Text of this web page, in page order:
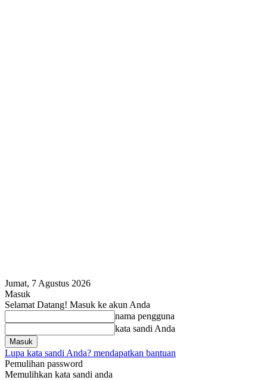
Jumat, 7 Agustus 2026
Masuk
Selamat Datang! Masuk ke akun Anda
nama pengguna
kata sandi Anda
Lupa kata sandi Anda? mendapatkan bantuan
Pemulihan password
Memulihkan kata sandi anda